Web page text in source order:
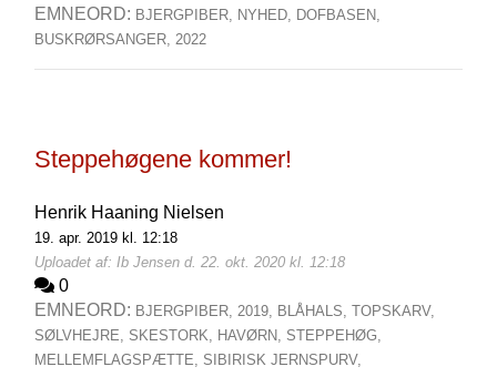
EMNEORD: BJERGPIBER, NYHED, DOFBASEN,
BUSKRØRSANGER, 2022
Steppehøgene kommer!
Henrik Haaning Nielsen
19. apr. 2019 kl. 12:18
Uploadet af: Ib Jensen d. 22. okt. 2020 kl. 12:18
0
EMNEORD: BJERGPIBER, 2019, BLÅHALS, TOPSKARV,
SØLVHEJRE, SKESTORK, HAVØRN, STEPPEHØG,
MELLEMFLAGSPÆTTE, SIBIRISK JERNSPURV,